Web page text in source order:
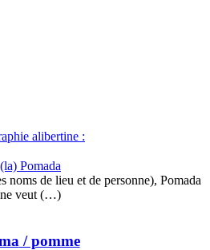
alibertine :
(la) Pomada
noms de lieu et de personne), Pomada
ne veut (…)
/ pomme